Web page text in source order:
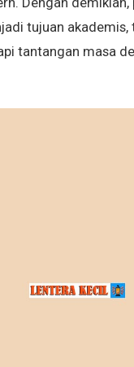
tujuan akademis,
tantangan masa